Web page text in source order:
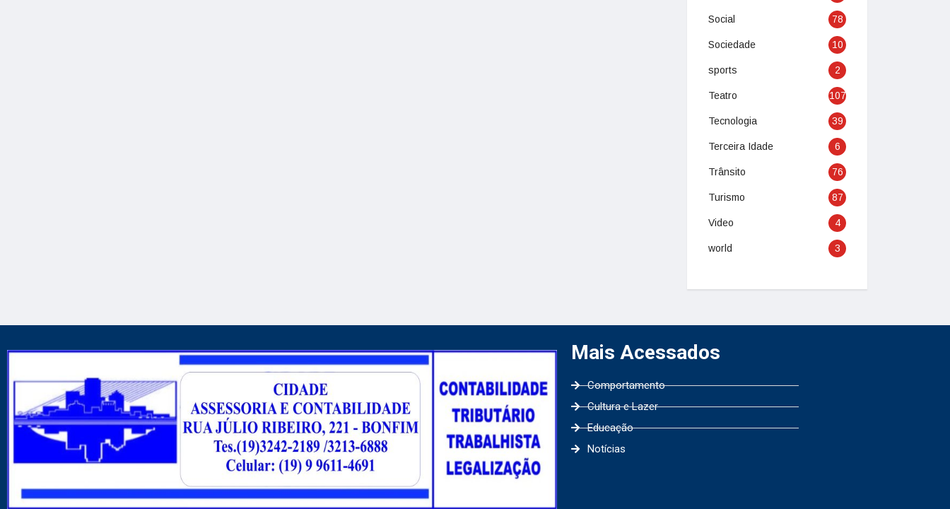
Social 78
Sociedade 10
sports 2
Teatro 107
Tecnologia 39
Terceira Idade 6
Trânsito 76
Turismo 87
Video 4
world 3
Mais Acessados
Comportamento
Cultura e Lazer
Educação
Notícias